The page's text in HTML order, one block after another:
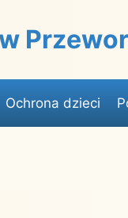
Ochrona dzieci